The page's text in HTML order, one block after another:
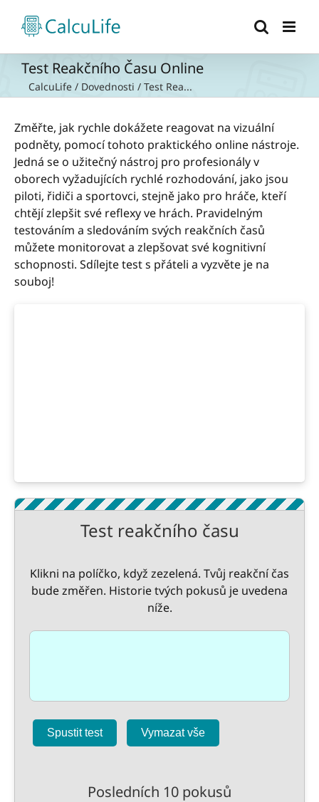
obsah
Test Reakčního Času Online
CalcuLife / Dovednosti / Test Rea...
Změřte, jak rychle dokážete reagovat na vizuální
podněty, pomocí tohoto praktického online nástroje.
Jedná se o užitečný nástroj pro profesionály v
oborech vyžadujících rychlé rozhodování, jako jsou
piloti, řidiči a sportovci, stejně jako pro hráče, kteří
chtějí zlepšit své reflexy ve hrách. Pravidelným
testováním a sledováním svých reakčních časů
můžete monitorovat a zlepšovat své kognitivní
schopnosti. Sdílejte test s přáteli a vyzvěte je na
souboj!
Test reakčního času
Klikni na políčko, když zezelená. Tvůj reakční čas
bude změřen. Historie tvých pokusů je uvedena
níže.
Spustit test Vymazat vše
Posledních 10 pokusů